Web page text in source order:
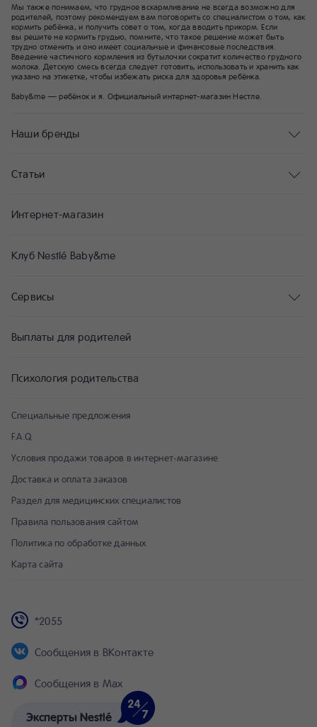
Мы также понимаем, что грудное вскармливание не всегда возможно для
родителей, поэтому рекомендуем вам поговорить со специалистом о том, как
кормить ребёнка, и получить совет о том, когда вводить прикорм. Если
вы решите не кормить грудью, помните, что такое решение может быть
трудно отменить и оно имеет социальные и финансовые последствия.
Введение частичного кормления из бутылочки сократит количество грудного
молока. Детскую смесь всегда следует готовить, использовать и хранить как
указано на этикетке, чтобы избежать риска для здоровья ребёнка.
Baby&me — ребёнок и я. Официальный интернет-магазин Нестле.
Наши бренды
Статьи
Специальные предложения
F.A.Q
Условия продажи товаров в интернет-магазине
Доставка и оплата заказов
Раздел для медицинских специалистов
Правила пользования сайтом
Политика по обработке данных
Карта сайта
Эксперты Nestlé
*2055
Сообщения в ВКонтакте
Сообщения в Max
Интернет-магазин
Клуб Nestlé Baby&me
Сервисы
Выплаты для родителей
Психология родительства